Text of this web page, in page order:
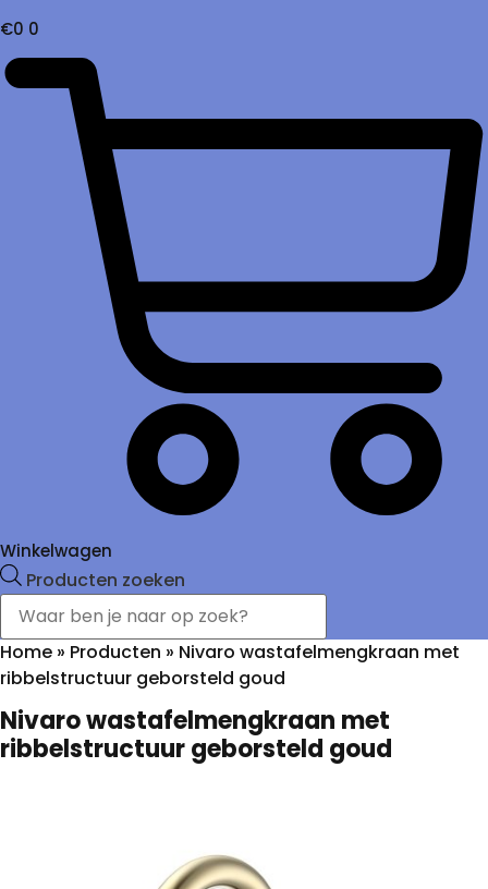
€0 0
Winkelwagen
Producten zoeken
Home » Producten » Nivaro wastafelmengkraan met
ribbelstructuur geborsteld goud
Nivaro wastafelmengkraan met
ribbelstructuur geborsteld goud